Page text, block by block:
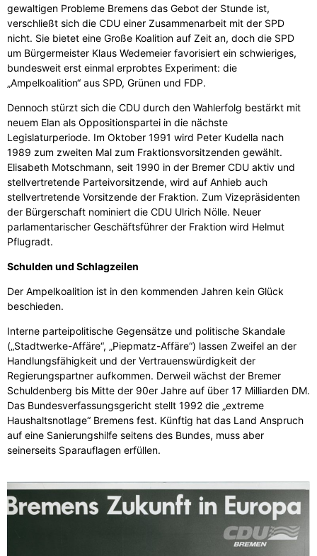
gewaltigen Probleme Bremens das Gebot der Stunde ist,
verschließt sich die CDU einer Zusammenarbeit mit der SPD
nicht. Sie bietet eine Große Koalition auf Zeit an, doch die SPD
um Bürgermeister Klaus Wedemeier favorisiert ein schwieriges,
bundesweit erst einmal erprobtes Experiment: die
„Ampelkoalition“ aus SPD, Grünen und FDP.
Dennoch stürzt sich die CDU durch den Wahlerfolg bestärkt mit
neuem Elan als Oppositionspartei in die nächste
Legislaturperiode. Im Oktober 1991 wird Peter Kudella nach
1989 zum zweiten Mal zum Fraktionsvorsitzenden gewählt.
Elisabeth Motschmann, seit 1990 in der Bremer CDU aktiv und
stellvertretende Parteivorsitzende, wird auf Anhieb auch
stellvertretende Vorsitzende der Fraktion. Zum Vizepräsidenten
der Bürgerschaft nominiert die CDU Ulrich Nölle. Neuer
parlamentarischer Geschäftsführer der Fraktion wird Helmut
Pflugradt.
Schulden und Schlagzeilen
Der Ampelkoalition ist in den kommenden Jahren kein Glück
beschieden.
Interne parteipolitische Gegensätze und politische Skandale
(„Stadtwerke-Affäre“, „Piepmatz-Affäre“) lassen Zweifel an der
Handlungsfähigkeit und der Vertrauenswürdigkeit der
Regierungspartner aufkommen. Derweil wächst der Bremer
Schuldenberg bis Mitte der 90er Jahre auf über 17 Milliarden DM.
Das Bundesverfassungsgericht stellt 1992 die „extreme
Haushaltsnotlage“ Bremens fest. Künftig hat das Land Anspruch
auf eine Sanierungshilfe seitens des Bundes, muss aber
seinerseits Sparauflagen erfüllen.